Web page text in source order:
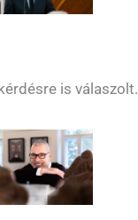
is válaszolt.